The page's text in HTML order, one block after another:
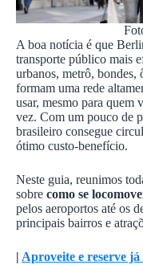
A boa notícia é que
transporte público mais
urbanos, metrô, bondes,
formam uma rede
usar, mesmo para quem
vez. Com um pouco de
brasileiro consegue
ótimo custo-benefício.
Neste guia, reunimos
sobre como se
pelos aeroportos até os
principais bairros e
| Aproveite e reserve